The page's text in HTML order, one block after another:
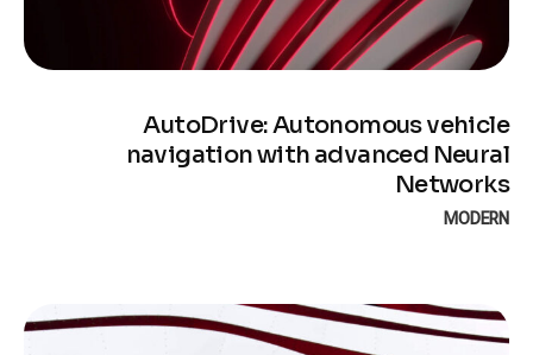
AutoDrive: Autonomous vehicle
navigation with advanced Neural
Networks
MODERN